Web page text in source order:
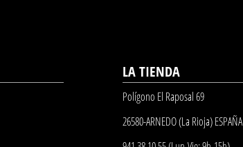
LA TIENDA
Polígono El Raposal 69
26580-ARNEDO (La Rioja) ESPAÑA